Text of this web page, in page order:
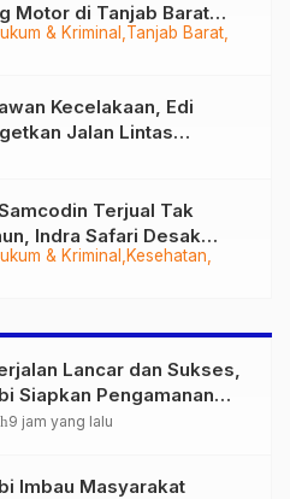
& Kriminal Tanjab Barat
Motor di Tanjab Barat
Kecelakaan, Edi
Jalan Lintas
Mulus di 2028
& Kriminal
Kesehatan
Terjual Tak
Indra Safari Desak
Lancar dan Sukses,
Siapkan Pengamanan
8.750 Pelari, 1.848
9 jam yang lalu
Imbau Masyarakat